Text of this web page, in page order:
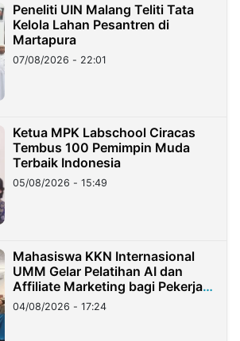
Peneliti UIN Malang Teliti Tata
Kelola Lahan Pesantren di
Martapura
07/08/2026 - 22:01
Ketua MPK Labschool Ciracas
Tembus 100 Pemimpin Muda
Terbaik Indonesia
05/08/2026 - 15:49
Mahasiswa KKN Internasional
UMM Gelar Pelatihan AI dan
Affiliate Marketing bagi Pekerja
Migran Indonesia di Taiwan
04/08/2026 - 17:24